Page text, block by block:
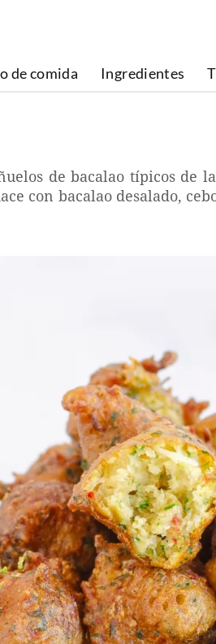
de comida Ingredientes
de bacalao típicos de
con bacalao desalado,